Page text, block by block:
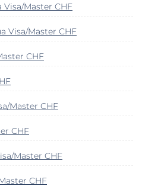
Visa/Master CHF
Visa/Master CHF
CHF
Master CHF
CHF
Master CHF
CHF